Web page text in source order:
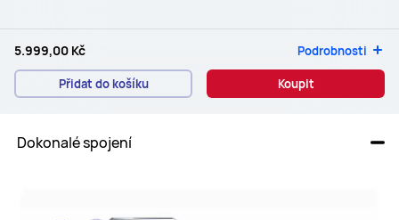
5.999,00 Kč Podrobnosti
Přidat do košíku Koupit
Dokonalé spojení